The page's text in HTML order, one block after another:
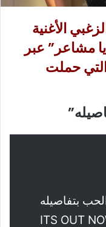
الأغنية
مشاعر” عبر
حملت
بتفاصيله
ITS OUT